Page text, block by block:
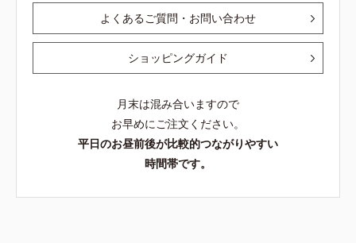
よくあるご質問・お問い合わせ
ショッピングガイド
月末は混み合いますので
お早めにご注文ください。
平日のお昼前後が比較的つながりやすい
時間帯です。